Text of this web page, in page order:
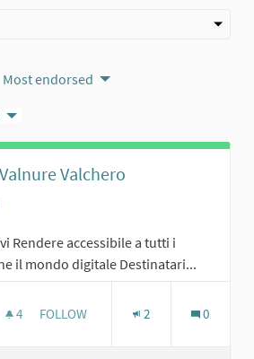
Most endorsed
Valchero
Rendere accessibile a tutti i
il mondo digitale Destinatari...
4 4 FOLLOWERS
FOLLOW 2 0